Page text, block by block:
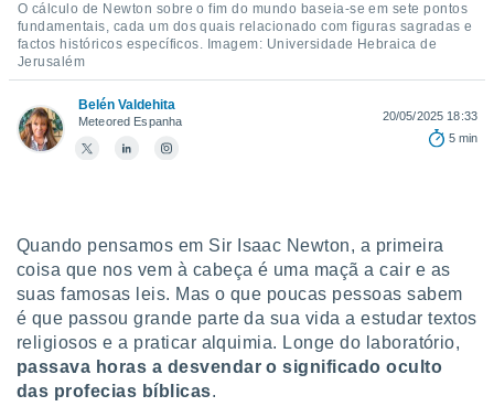
ao
a
todos os
o
no
e
Pode
na nossa
e
O cálculo de Newton sobre o fim do mundo baseia-se em sete pontos
fundamentais, cada um dos quais relacionado com figuras sagradas e
factos históricos específicos. Imagem: Universidade Hebraica de
Jerusalém
Belén Valdehita
Meteored Espanha
20/05/2025 18:33
5 min
Quando pensamos em Sir Isaac Newton, a primeira
coisa que nos vem à cabeça é uma maçã a cair e as
suas famosas leis. Mas o que poucas pessoas sabem
é que passou grande parte da sua vida a estudar textos
religiosos e a praticar alquimia. Longe do laboratório,
passava horas a desvendar o significado oculto
das profecias bíblicas.